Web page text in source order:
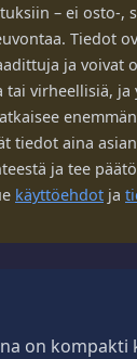
– ei osto-,
Tiedot
ja voivat
tai virheellisiä, ja
tiedot aina
ja tee
käyttöehdot ja
on kompakti